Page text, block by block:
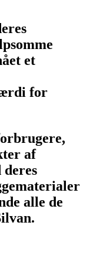
et
for
af
alle de